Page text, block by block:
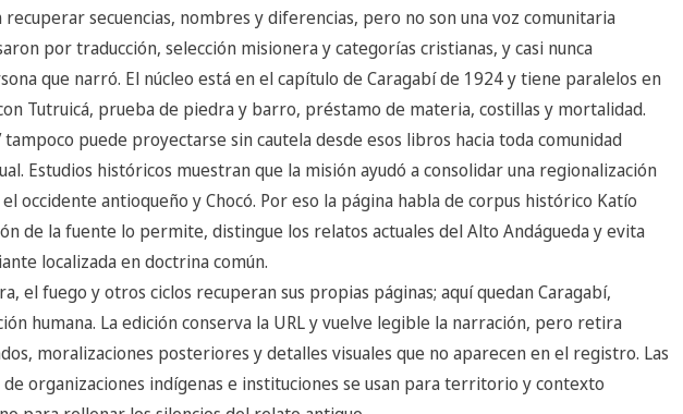
secuencias, nombres y diferencias, pero no son una voz comunitaria
por traducción, selección misionera y categorías cristianas, y casi nunca
que narró. El núcleo está en el capítulo de Caragabí de 1924 y tiene paralelos en
Tutruicá, prueba de piedra y barro, préstamo de materia, costillas y mortalidad.
tampoco puede proyectarse sin cautela desde esos libros hacia toda comunidad
Estudios históricos muestran que la misión ayudó a consolidar una regionalización
occidente antioqueño y Chocó. Por eso la página habla de corpus histórico Katío
de la fuente lo permite, distingue los relatos actuales del Alto Andágueda y evita
localizada en doctrina común.
el fuego y otros ciclos recuperan sus propias páginas; aquí quedan Caragabí,
humana. La edición conserva la URL y vuelve legible la narración, pero retira
moralizaciones posteriores y detalles visuales que no aparecen en el registro. Las
organizaciones indígenas e instituciones se usan para territorio y contexto